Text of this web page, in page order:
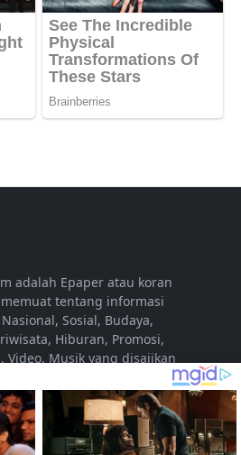
adalah Epaper atau koran
tentang informasi
Sosial, Budaya,
Hiburan, Promosi,
Video, Musik yang disajikan
Indonesia. Namun
waktu dalam
dapat menjangkau
Nasional